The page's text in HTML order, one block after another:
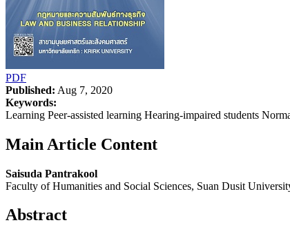
PDF
Published: Aug 7, 2020
Keywords:
Learning Peer-assisted learning Hearing-impaired students
Main Article Content
Saisuda Pantrakool
Faculty of Humanities and Social Sciences, Suan Dusit
Abstract